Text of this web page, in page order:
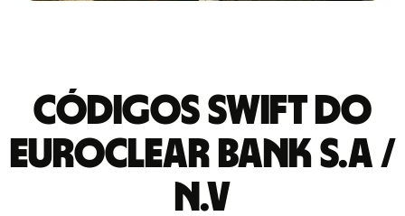
Códigos Swift do
EUROCLEAR BANK S.A /
N.V